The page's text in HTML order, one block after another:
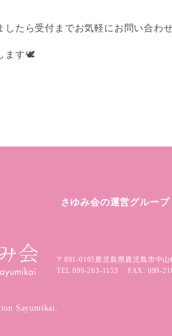
したら受付までお気軽にお問い合わ
ます🕊️
さゆみ会の運営グループ
〒891-0105鹿児島県鹿児島市中山
TEL099-263-1153 FAX: 099-
Sayumikai.